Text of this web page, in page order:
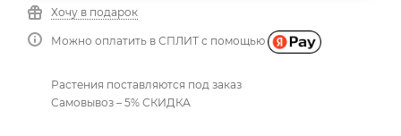
Хочу в подарок
Можно оплатить в СПЛИТ с помощью
Растения поставляются под заказ
Самовывоз – 5% СКИДКА